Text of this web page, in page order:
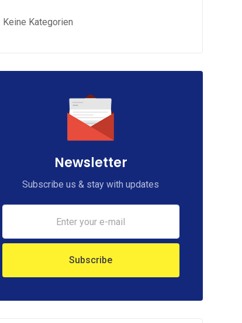
Keine Kategorien
Newsletter
Subscribe us & stay with updates